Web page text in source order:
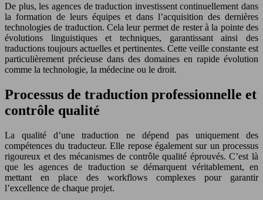
De plus, les agences de traduction investissent continuellement dans
la formation de leurs équipes et dans l’acquisition des dernières
technologies de traduction. Cela leur permet de rester à la pointe des
évolutions linguistiques et techniques, garantissant ainsi des
traductions toujours actuelles et pertinentes. Cette veille constante est
particulièrement précieuse dans des domaines en rapide évolution
comme la technologie, la médecine ou le droit.
Processus de traduction professionnelle et
contrôle qualité
La qualité d’une traduction ne dépend pas uniquement des
compétences du traducteur. Elle repose également sur un processus
rigoureux et des mécanismes de contrôle qualité éprouvés. C’est là
que les agences de traduction se démarquent véritablement, en
mettant en place des workflows complexes pour garantir
l’excellence de chaque projet.